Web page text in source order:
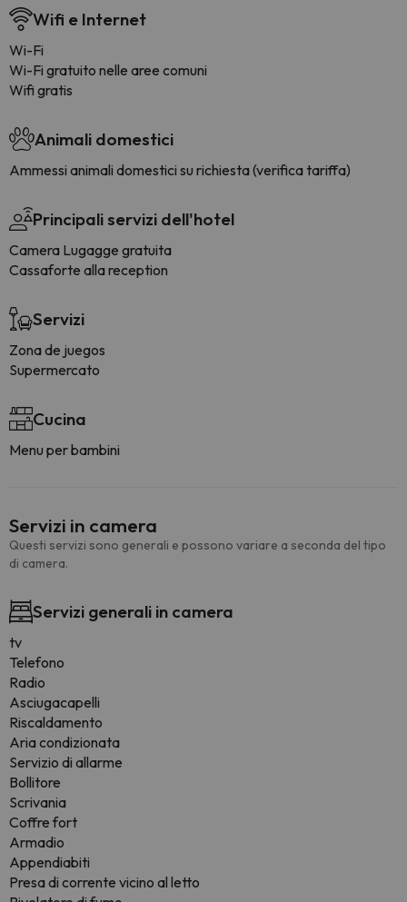
Wifi e Internet
Wi-Fi
Wi-Fi gratuito nelle aree comuni
Wifi gratis
Animali domestici
Ammessi animali domestici su richiesta (verifica tariffa)
Principali servizi dell'hotel
Camera Lugagge gratuita
Cassaforte alla reception
Servizi
Zona de juegos
Supermercato
Cucina
Menu per bambini
Servizi in camera
Questi servizi sono generali e possono variare a seconda del tipo
di camera.
Servizi generali in camera
tv
Telefono
Radio
Asciugacapelli
Riscaldamento
Aria condizionata
Servizio di allarme
Bollitore
Scrivania
Coffre fort
Armadio
Appendiabiti
Presa di corrente vicino al letto